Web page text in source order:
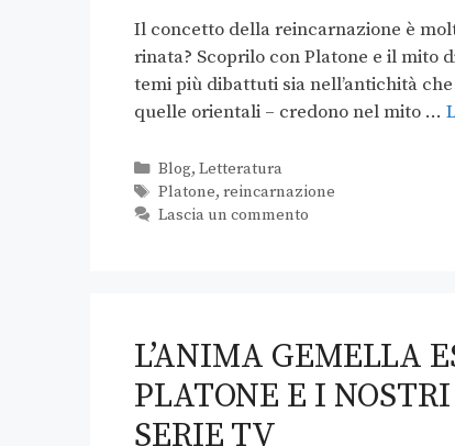
Il concetto della reincarnazione è
rinata? Scoprilo con Platone e il mito
temi più dibattuti sia nell’antichità
quelle orientali – credono nel mito …
Blog, Letteratura
Platone, reincarnazione
Lascia un commento
L’ANIMA GEMELLA
PLATONE E I
SERIE TV